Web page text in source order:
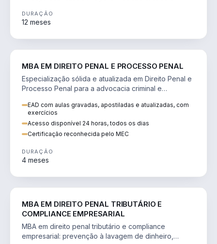
DURAÇÃO
12 meses
MBA EM DIREITO PENAL E PROCESSO PENAL
Especialização sólida e atualizada em Direito Penal e
Processo Penal para a advocacia criminal e
EAD com aulas gravadas, apostiladas e atualizadas, com
exercícios
Acesso disponível 24 horas, todos os dias
Certificação reconhecida pelo MEC
DURAÇÃO
4 meses
MBA EM DIREITO PENAL TRIBUTÁRIO E
COMPLIANCE EMPRESARIAL
MBA em direito penal tributário e compliance
empresarial: prevenção à lavagem de dinheiro,